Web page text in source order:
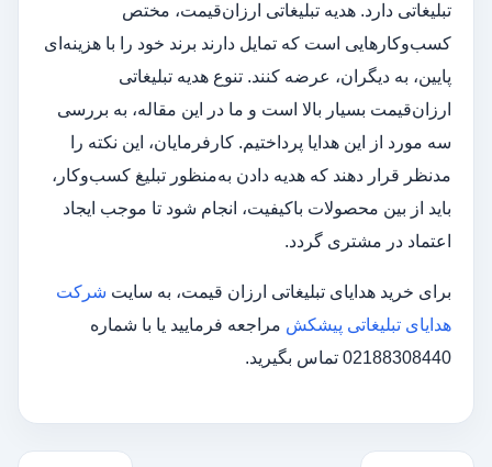
تبلیغاتی دارد. هدیه تبلیغاتی ارزان‌قیمت، مختص
کسب‌وکارهایی است که تمایل دارند برند خود را با هزینه‌ای
پایین، به دیگران، عرضه کنند. تنوع هدیه تبلیغاتی
ارزان‌قیمت بسیار بالا است و ما در این مقاله، به بررسی
سه مورد از این هدایا پرداختیم. کارفرمایان، این نکته را
مدنظر قرار دهند که هدیه دادن به‌منظور تبلیغ کسب‌وکار،
باید از بین محصولات باکیفیت، انجام شود تا موجب ایجاد
اعتماد در مشتری گردد.
برای خرید هدایای تبلیغاتی ارزان قیمت، به سایت شرکت
هدایای تبلیغاتی پیشکش مراجعه فرمایید یا با شماره
02188308440 تماس بگیرید.